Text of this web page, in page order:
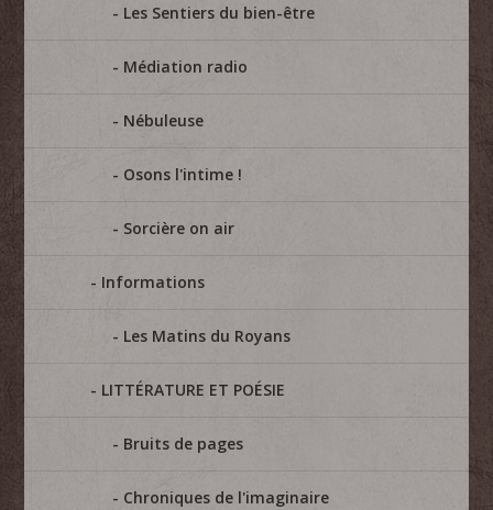
Les Sentiers du bien-être
Médiation radio
Nébuleuse
Osons l'intime !
Sorcière on air
Informations
Les Matins du Royans
LITTÉRATURE ET POÉSIE
Bruits de pages
Chroniques de l'imaginaire